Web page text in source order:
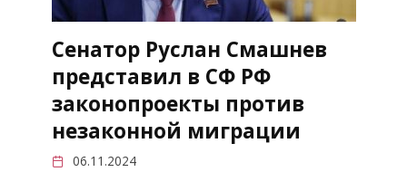
Сенатор Руслан Смашнев
представил в СФ РФ
законопроекты против
незаконной миграции
06.11.2024